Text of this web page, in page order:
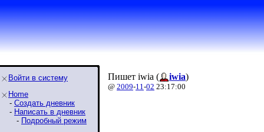
Войти в систему
Home
- Создать дневник
- Написать в дневник
- Подробный режим
Пишет iwia ( iwia)
@ 2009-11-02 23:17:00